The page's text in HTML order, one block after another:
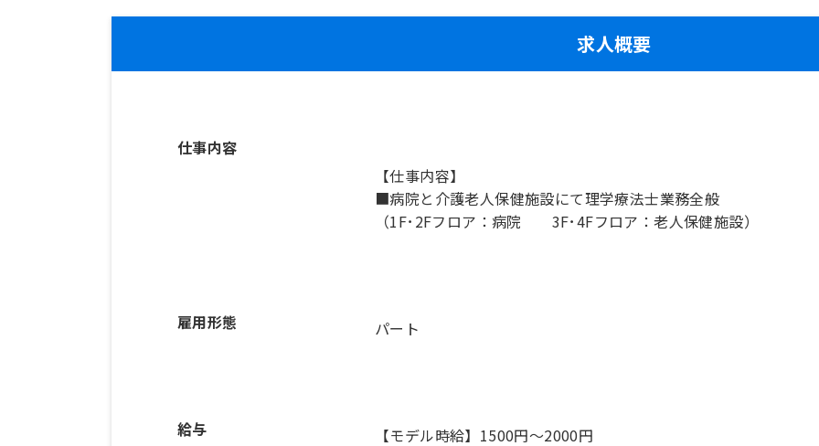
求人概要
仕事内容
【仕事内容】
■病院と介護老人保健施設にて理学療法士業務全般
（1F･2Fフロア：病院 3F･4Fフロア：老人保健施設）
雇用形態 パート
給与 【モデル時給】1500円〜2000円